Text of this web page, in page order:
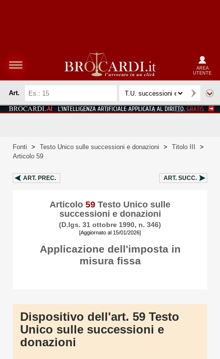
AREA
UTENTE
Art.
Fonti > Testo Unico sulle successioni e donazioni > Titolo III
>
Articolo 59
ART. PREC. ART. SUCC.
Articolo 59 Testo Unico sulle
successioni e donazioni
(D.lgs. 31 ottobre 1990, n. 346)
[Aggiornato al 15/01/2026]
Applicazione dell'imposta in
misura fissa
Dispositivo dell'art. 59 Testo
Unico sulle successioni e
donazioni